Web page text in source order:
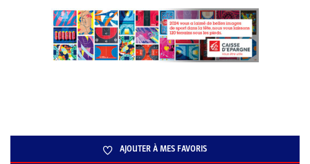
AJOUTER À MES FAVORIS